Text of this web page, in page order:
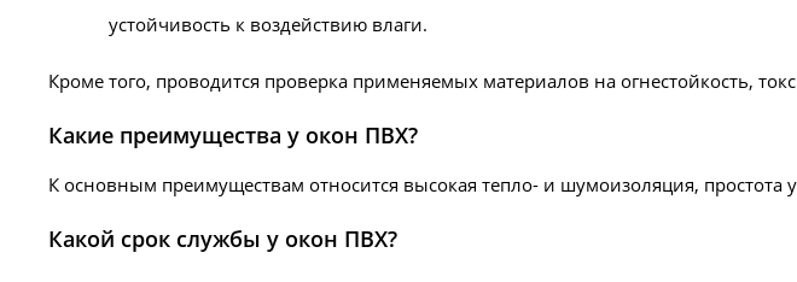
устойчивость к воздействию влаги.
Кроме того, проводится проверка применяемых материалов на огнестойкость,
Какие преимущества у окон ПВХ?
К основным преимуществам относится высокая тепло- и шумоизоляция, простота
Какой срок службы у окон ПВХ?